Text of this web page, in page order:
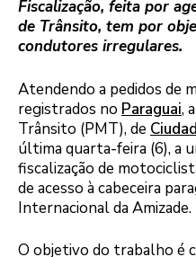
Fiscalização, feita por
de Trânsito, tem por
condutores irregulares.
Atendendo a pedidos de
registrados no Paraguai,
Trânsito (PMT), de
última quarta-feira (6), a
fiscalização de
de acesso à cabeceira
Internacional da Amizade.
O objetivo do trabalho é